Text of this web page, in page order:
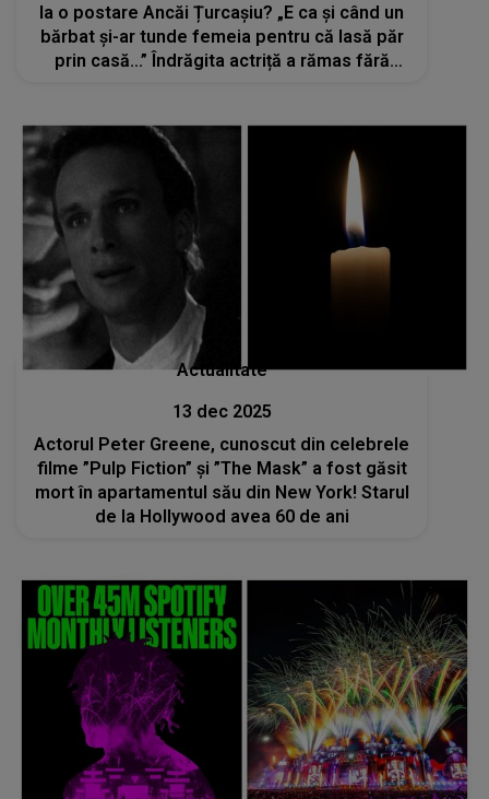
la o postare Ancăi Țurcașiu? „E ca și când un
bărbat și-ar tunde femeia pentru că lasă păr
prin casă...” Îndrăgita actriță a rămas fără
Actualitate
13 dec 2025
Actorul Peter Greene, cunoscut din celebrele
filme ”Pulp Fiction” și ”The Mask” a fost găsit
mort în apartamentul său din New York! Starul
de la Hollywood avea 60 de ani